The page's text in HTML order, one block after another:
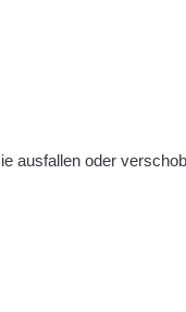
ausfallen oder